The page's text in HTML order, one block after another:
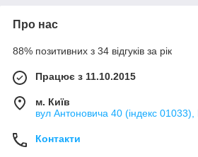
Про нас
88% позитивних з 34 відгуків за рік
Працює з 11.10.2015
м. Київ
вул Антоновича 40 (індекс 01033),
Контакти